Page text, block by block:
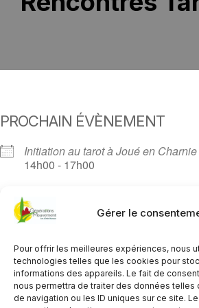
Gérer le
Pour offrir les meilleures expériences, nous
technologies telles que les cookies pour
informations des appareils. Le fait de
nous permettra de traiter des données telles
de navigation ou les ID uniques sur ce site.
PROCHAIN ÉVÈNEMENT
Initiation au tarot à Joué en Charnie
14h00 - 17h00
DESCRIPTION
ÉVÈNEMENTS À VENIR